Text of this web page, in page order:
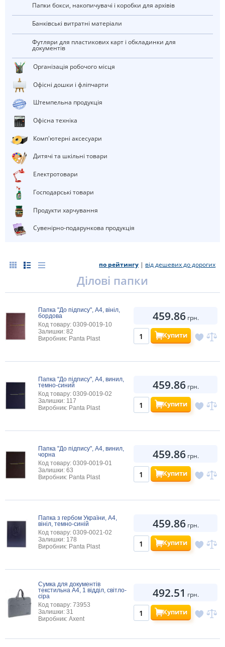
Папки бокси, накопичувачі і коробки для архівів
Банківські витратні матеріали
Футляри для пластикових карт і обкладинки для
документів
Організація робочого місця
Офісні дошки і фліпчарти
штемпельна продукція
Офісна техніка
Комп'ютерні аксесуари
Дитячі та шкільні товари
електротовари
Господарські товари
Продукти харчування
Сувенірно-подарункова продукція
по рейтингу | від дешевих до дорогих
ділові папки
Папка "До підпису", А4, вініл,
бордова
Код товару: 0309-0019-10
Залишки: 82
Виробник: Panta Plast
459.86грн.
Купити
Папка "До пiдпису", А4, винил,
темно-синий
Код товару: 0309-0019-02
Залишки: 117
Виробник: Panta Plast
459.86грн.
Купити
Папка "До пiдпису", А4, винил,
чорна
Код товару: 0309-0019-01
Залишки: 63
Виробник: Panta Plast
459.86грн.
Купити
Папка з гербом України, А4,
вініл, темно-синій
Код товару: 0309-0021-02
Залишки: 178
Виробник: Panta Plast
459.86грн.
Купити
Сумка для документів
текстильна А4, 1 відділ, світло-
сіра
Код товару: 73953
Залишки: 31
Виробник: Axent
492.51 грн.
Купити